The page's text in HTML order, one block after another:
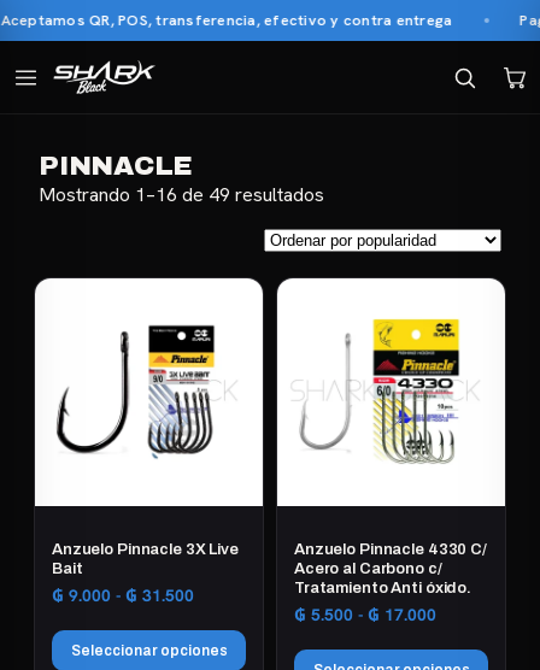
QR, POS, transferencia, efectivo y contra entrega
PINNACLE
Mostrando 1–16 de 49 resultados
popularidad
Anzuelo Pinnacle 3X Live
Bait
₲ 9.000 - ₲ 31.500Rango
precios:
Seleccionar opciones
Anzuelo Pinnacle 4330 C/
Acero al Carbono c/
Tratamiento Anti óxido.
₲ 5.500 - ₲ 17.000Rango
precios: